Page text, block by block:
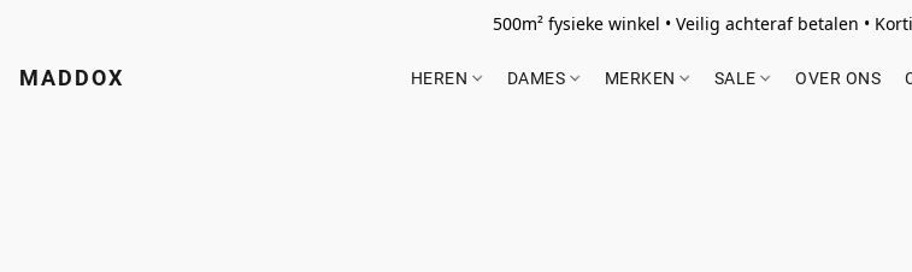
500m² fysieke winkel • Veilig achteraf betalen •
MADDOX HEREN DAMES MERKEN SALE OVER ONS